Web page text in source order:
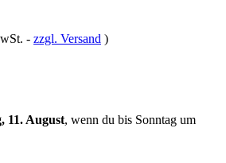
- zzgl. Versand )
11. August, wenn du bis Sonntag um